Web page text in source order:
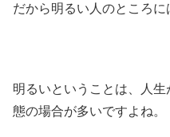
だから明るい人のところに
明るいということは、人
態の場合が多いですよね。